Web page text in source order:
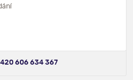
606 634 367